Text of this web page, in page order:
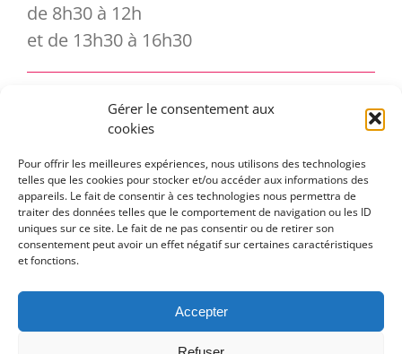
Gérer le consentement aux
cookies
Pour offrir les meilleures expériences, nous utilisons des technologies
telles que les cookies pour stocker et/ou accéder aux informations des
appareils. Le fait de consentir à ces technologies nous permettra de
traiter des données telles que le comportement de navigation ou les ID
uniques sur ce site. Le fait de ne pas consentir ou de retirer son
consentement peut avoir un effet négatif sur certaines caractéristiques
et fonctions.
Accepter
de 8h30 à 12h
et de 13h30 à 16h30
Vous souhaitez vous abonner à notre